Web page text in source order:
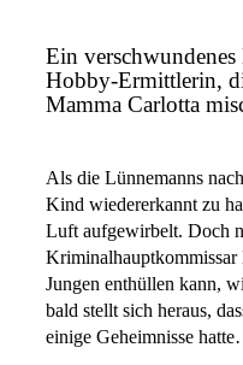
Ein
Hobby-Ermittlerin,
Mamma Carlotta
Als die Lünnemanns
Kind wiedererkannt zu
Luft aufgewirbelt. Doch
Jungen enthüllen kann,
bald stellt sich heraus,
einige Geheimnisse